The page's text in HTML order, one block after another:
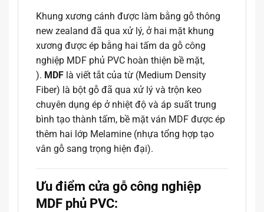
Khung xương cánh được làm bằng gỗ thông
new zealand đã qua xử lý, ở hai mặt khung
xương được ép bằng hai tấm da gỗ công
nghiệp MDF phủ PVC hoàn thiện bề mặt,
). MDF là viết tắt của từ (Medium Density
Fiber) là bột gỗ đã qua xử lý và trộn keo
chuyên dụng ép ở nhiệt độ và áp suất trung
bình tạo thành tấm, bề mặt ván MDF được ép
thêm hai lớp Melamine (nhựa tổng hợp tạo
vân gỗ sang trọng hiện đại).
Ưu điểm cửa gỗ công nghiệp
MDF phủ PVC: